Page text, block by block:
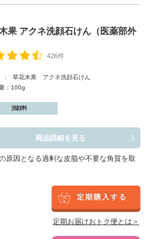
果 アクネ洗顔石けん（医薬部外
426件
: 草花木果 アクネ洗顔石けん
：100g
洗顔料
商品詳細を見る
原因となる過剰な皮脂や不要な角質を取
定期購入する
定期お届けおトク便とは＞